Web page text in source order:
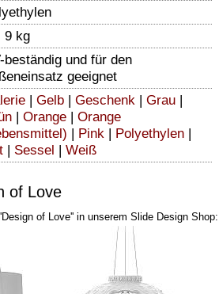
9 kg
beständig und für den
geeignet
| Gelb | Geschenk | Grau |
| Orange | Orange
| Pink | Polyethylen |
| Sessel | Weiß
of Love
of Love'' in unserem Slide Design Shop: